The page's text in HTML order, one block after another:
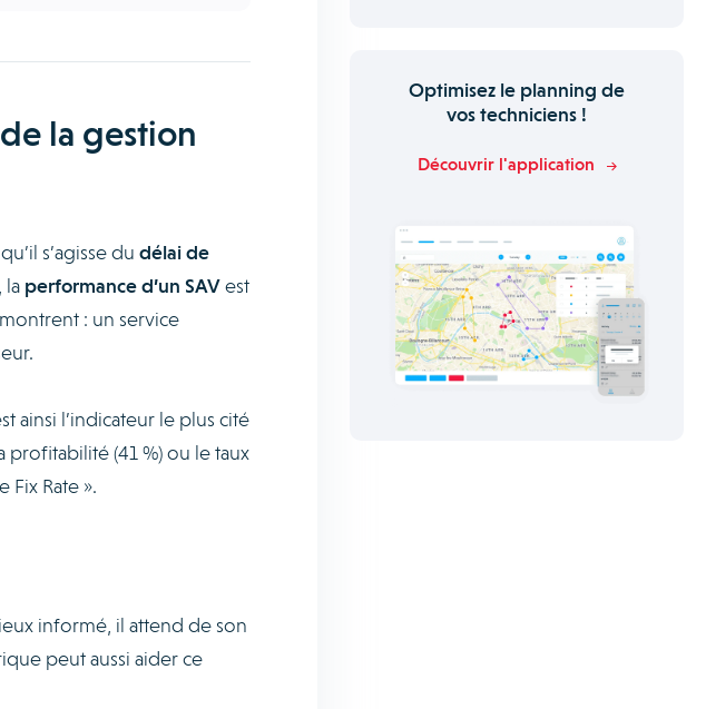
la gestion
s’agisse du délai de
la performance d’un SAVest
: un service
ainsi l’indicateur le plus cité
profitabilité (41 %) ou le taux
Rate ».
informé, il attend de son
peut aussi aider ce
Optimisez le planning de
vos techniciens !
Découvrir l'application